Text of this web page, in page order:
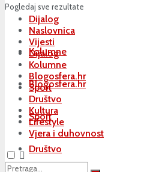
Pogledaj sve rezultate
Dijalog
Kolumne
Blogosfera.hr
Sport
Društvo
Naslovnica
Vijesti
Dijalog
Kolumne
Blogosfera.hr
Sport
Društvo
Kultura
Lifestyle
Vjera i duhovnost